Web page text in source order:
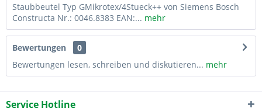
Staubbeutel Typ GMikrotex/4Stueck++ von Siemens Bosch
Constructa Nr.: 0046.8383 EAN:... mehr
Bewertungen
0
Bewertungen lesen, schreiben und diskutieren... mehr
Service Hotline